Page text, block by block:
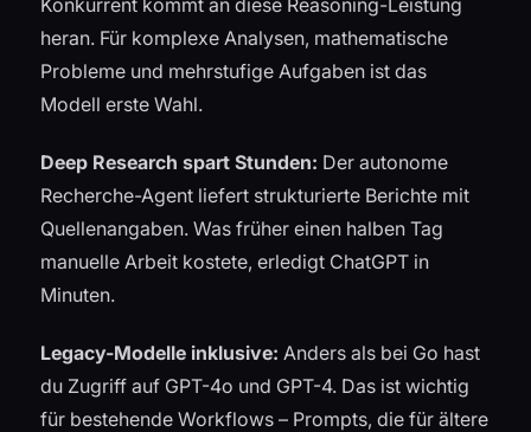
Konkurrent kommt an diese Reasoning-Leistung
heran. Für komplexe Analysen, mathematische
Probleme und mehrstufige Aufgaben ist das
Modell erste Wahl.
Deep Research spart Stunden: Der autonome
Recherche-Agent liefert strukturierte Berichte mit
Quellenangaben. Was früher einen halben Tag
manuelle Arbeit kostete, erledigt ChatGPT in
Minuten.
Legacy-Modelle inklusive: Anders als bei Go hast
du Zugriff auf GPT-4o und GPT-4. Das ist wichtig
für bestehende Workflows – Prompts, die für ältere